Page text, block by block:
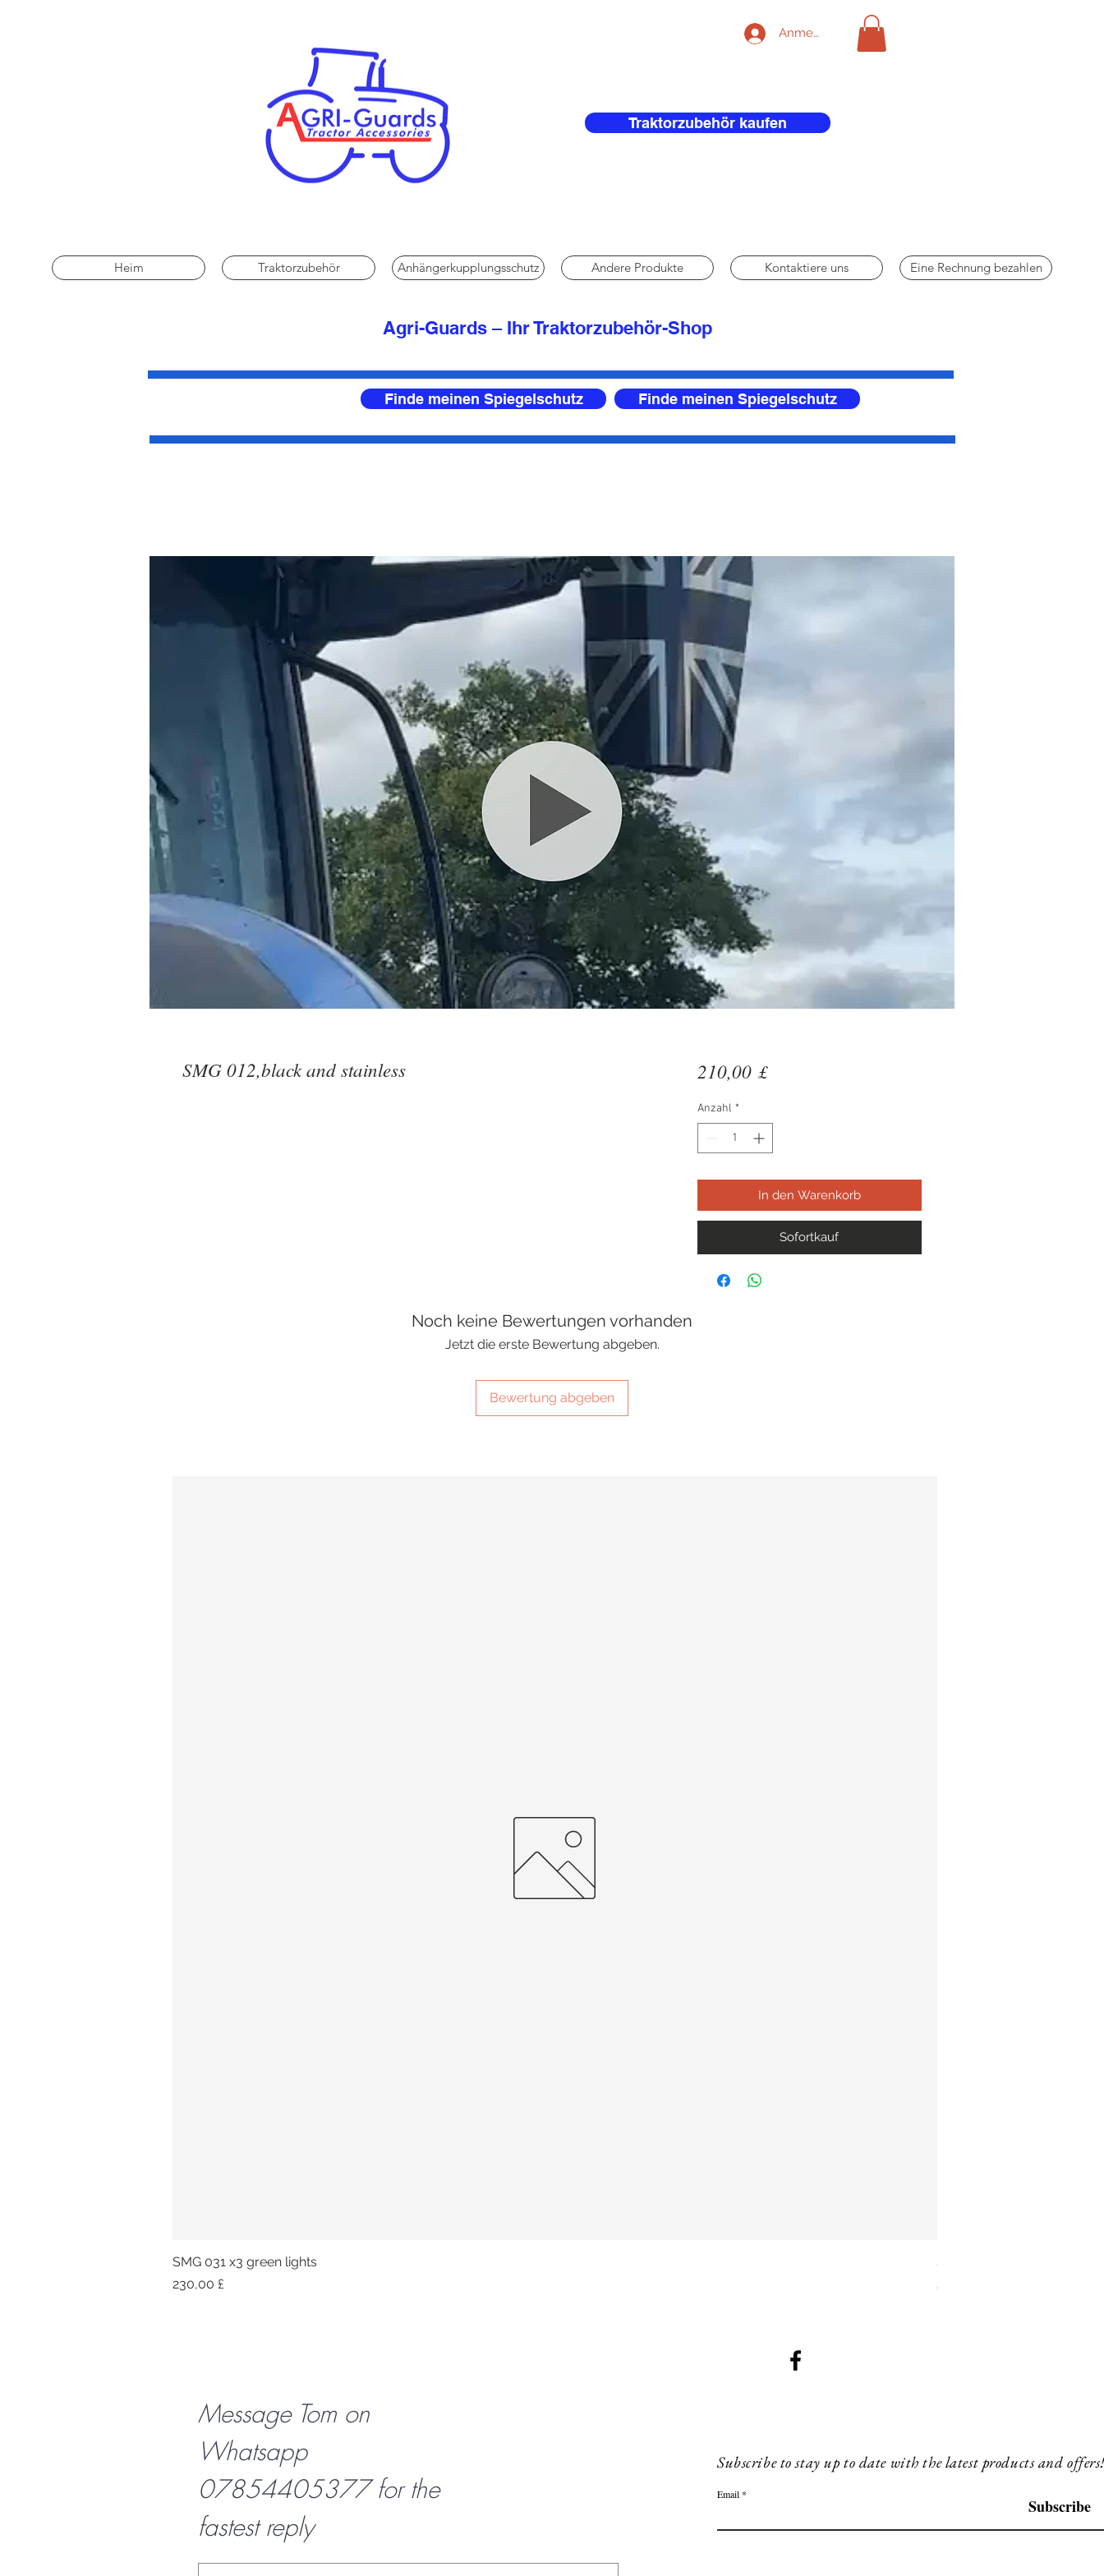
Anmelden
Traktorzubehör kaufen
Heim Traktorzubehör Anhängerkupplungsschutz Andere Produkte Kontaktiere uns Eine Rechnung bezahlen
Agri-Guards – Ihr Traktorzubehör-Shop
Finde meinen Spiegelschutz Finde meinen Spiegelschutz
SMG 012,black and stainless 210,00 £Preis
Anzahl *
In den Warenkorb
Sofortkauf
Noch keine Bewertungen vorhanden
Jetzt die erste Bewertung abgeben.
Bewertung abgeben
SMG 031 x3 green lights
Preis
230,00 £
SMG 025 black with blue
260,00 £
Message Tom on
Whatsapp
07854405377 for the
fastest reply
Subscribe to stay up to date with the latest products and
Email
Subscribe